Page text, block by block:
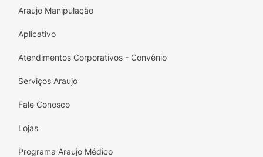
Araujo Manipulação
Aplicativo
Atendimentos Corporativos - Convênio
Serviços Araujo
Fale Conosco
Lojas
Programa Araujo Médico